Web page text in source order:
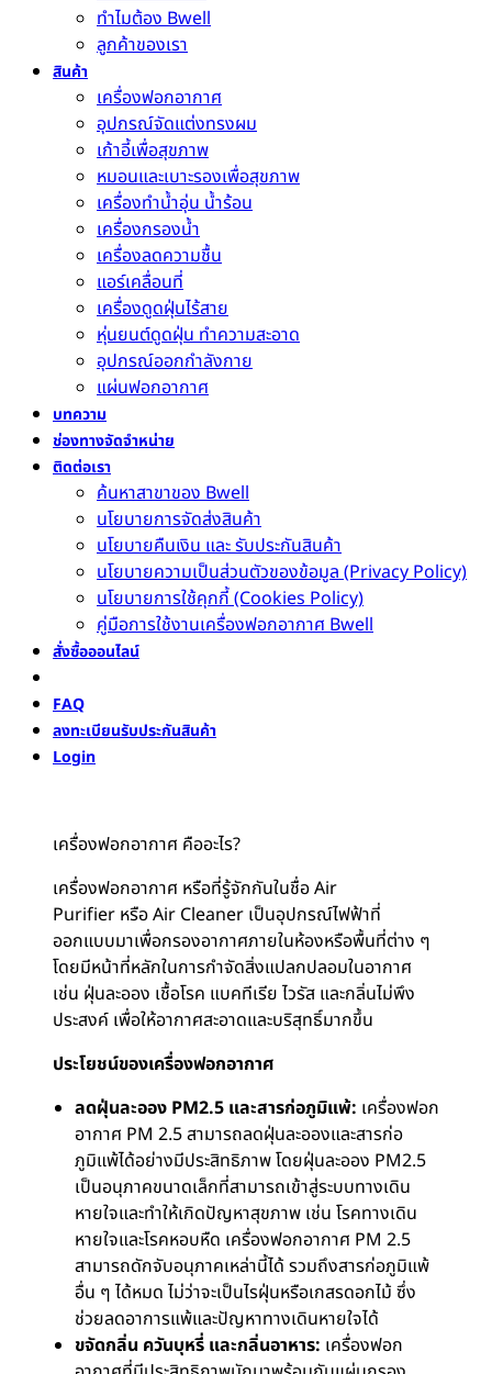
ทำไมต้อง Bwell
ลูกค้าของเรา
สินค้า
เครื่องฟอกอากาศ
อุปกรณ์จัดแต่งทรงผม
เก้าอี้เพื่อสุขภาพ
หมอนและเบาะรองเพื่อสุขภาพ
เครื่องทำน้ำอุ่น น้ำร้อน
เครื่องกรองน้ำ
เครื่องลดความชื้น
แอร์เคลื่อนที่
เครื่องดูดฝุ่นไร้สาย
หุ่นยนต์ดูดฝุ่น ทำความสะอาด
อุปกรณ์ออกกำลังกาย
แผ่นฟอกอากาศ
บทความ
ช่องทางจัดจำหน่าย
ติดต่อเรา
ค้นหาสาขาของ Bwell
นโยบายการจัดส่งสินค้า
นโยบายคืนเงิน และ รับประกันสินค้า
นโยบายความเป็นส่วนตัวของข้อมูล (Privacy Policy)
นโยบายการใช้คุกกี้ (Cookies Policy)
คู่มือการใช้งานเครื่องฟอกอากาศ Bwell
สั่งซื้อออนไลน์
FAQ
ลงทะเบียนรับประกันสินค้า
Login
เครื่องฟอกอากาศ คืออะไร?
เครื่องฟอกอากาศ หรือที่รู้จักกันในชื่อ Air
Purifier หรือ Air Cleaner เป็นอุปกรณ์ไฟฟ้าที่
ออกแบบมาเพื่อกรองอากาศภายในห้องหรือพื้นที่ต่าง ๆ
โดยมีหน้าที่หลักในการกำจัดสิ่งแปลกปลอมในอากาศ
เช่น ฝุ่นละออง เชื้อโรค แบคทีเรีย ไวรัส และกลิ่นไม่พึง
ประสงค์ เพื่อให้อากาศสะอาดและบริสุทธิ์มากขึ้น
ประโยชน์ของเครื่องฟอกอากาศ
ลดฝุ่นละออง PM2.5 และสารก่อภูมิแพ้: เครื่องฟอก
อากาศ PM 2.5 สามารถลดฝุ่นละอองและสารก่อ
ภูมิแพ้ได้อย่างมีประสิทธิภาพ โดยฝุ่นละออง PM2.5
เป็นอนุภาคขนาดเล็กที่สามารถเข้าสู่ระบบทางเดิน
หายใจและทำให้เกิดปัญหาสุขภาพ เช่น โรคทางเดิน
หายใจและโรคหอบหืด เครื่องฟอกอากาศ PM 2.5
สามารถดักจับอนุภาคเหล่านี้ได้ รวมถึงสารก่อภูมิแพ้
อื่น ๆ ได้หมด ไม่ว่าจะเป็นไรฝุ่นหรือเกสรดอกไม้ ซึ่ง
ช่วยลดอาการแพ้และปัญหาทางเดินหายใจได้
ขจัดกลิ่น ควันบุหรี่ และกลิ่นอาหาร: เครื่องฟอก